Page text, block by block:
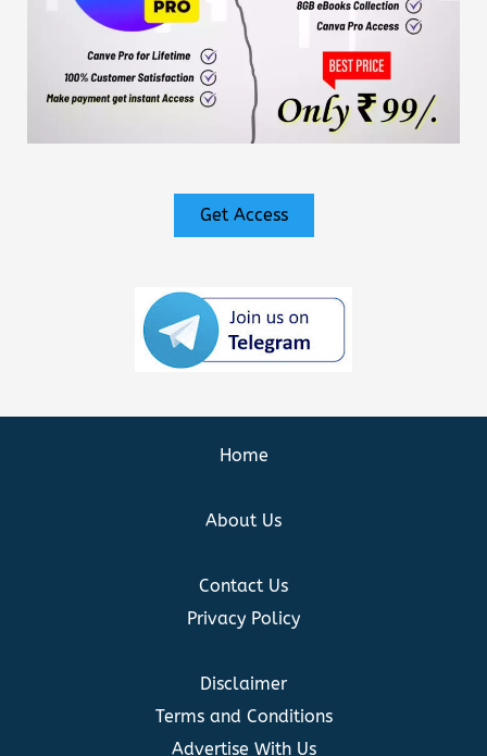
Get Access
Home
About Us
Contact Us
Privacy Policy
Disclaimer
Terms and Conditions
Advertise With Us